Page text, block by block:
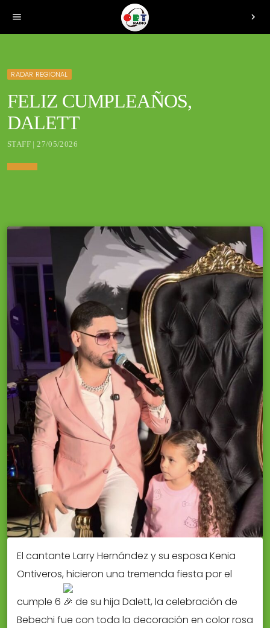
menu chevron_right
RADAR REGIONAL
FELIZ CUMPLEAÑOS,
DALETT
STAFF | 27/05/2026
El cantante Larry Hernández y su esposa Kenia
Ontiveros, hicieron una tremenda fiesta por el
cumple 6
de su hija Dalett, la celebración de
Bebechi fue con toda la decoración en color rosa